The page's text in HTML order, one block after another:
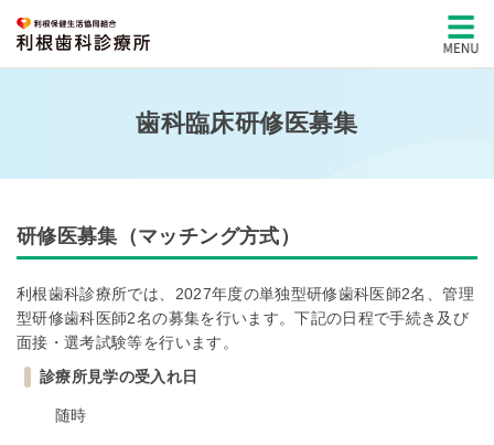
歯科臨床研修医募集
研修医募集（マッチング方式）
利根歯科診療所では、2027年度の単独型研修歯科医師2名、管理
型研修歯科医師2名の募集を行います。下記の日程で手続き及び
面接・選考試験等を行います。
診療所見学の受入れ日
随時